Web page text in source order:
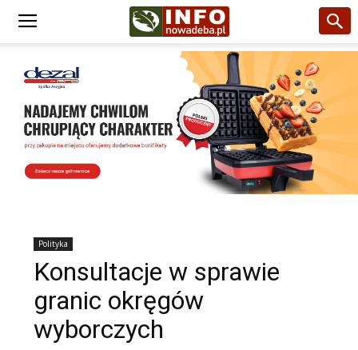
Polityka
Konsultacje w sprawie
granic okręgów
wyborczych